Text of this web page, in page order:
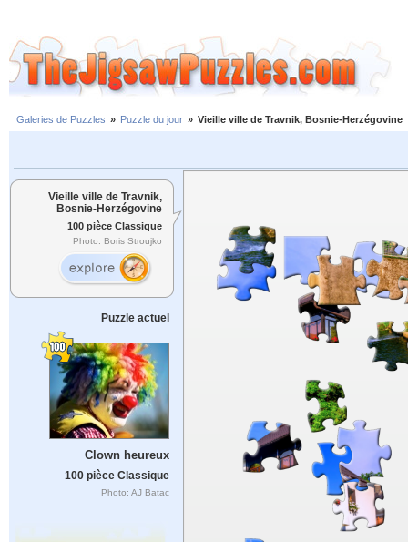
Galeries de Puzzles » Puzzle du jour » Vieille ville de Travnik, Bosnie-Herzégovine
Vieille ville de Travnik,
Bosnie-Herzégovine
100 pièce Classique
Photo: Boris Stroujko
Puzzle actuel
Clown heureux
100 pièce Classique
Photo: AJ Batac